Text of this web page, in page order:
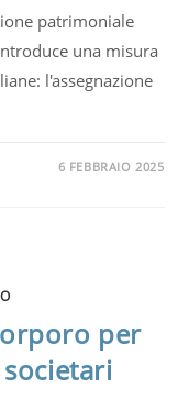
patrimoniale
una misura
l'assegnazione
6 FEBBRAIO 2025
per